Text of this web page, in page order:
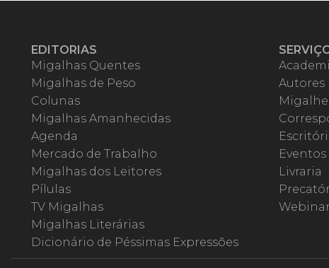
EDITORIAS
Migalhas Quentes
Migalhas de Peso
Colunas
Migalhas Amanhecidas
Agenda
Mercado de Trabalho
Migalhas dos Leitores
Pílulas
TV Migalhas
Migalhas Literárias
Dicionário de Péssimas Expressões
Autores
Livraria
Webinar